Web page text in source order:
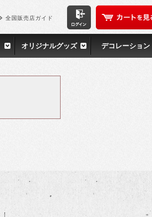
全国販売店ガイド
オリジナルグッズ デコレーション